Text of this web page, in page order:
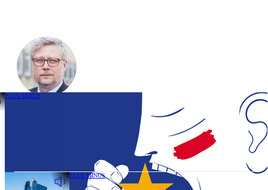
PLUS MINUS
Polacy doczekali się prawdziwego testu
na własną państwową dojrzałość w
PLUS MINUS